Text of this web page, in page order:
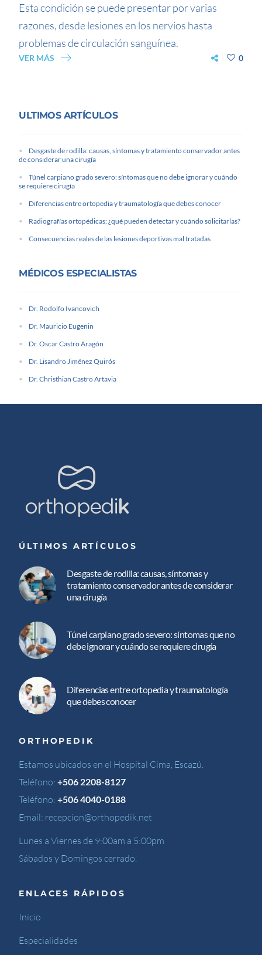
Esta condición se puede presentar por varias
razones, desde lesiones en los nervios hasta
problemas de circulación sanguínea.
VER MÁS 0
ULTIMOS ARTÍCULOS
Desgaste de rodilla: causas, síntomas y tratamiento conservador antes
de considerar una cirugía
Túnel carpiano grado severo: síntomas que no debe ignorar y cuándo
se requiere cirugía
Diferencias entre ortopedia y traumatología que debes conocer
Radiografías ortopédicas: ¿qué pueden detectar y cuándo solicitarlas?
Consecuencias reales de las lesiones deportivas mal tratadas
MÉDICOS ESPECIALISTAS
Dr. Rodolfo Ivancovich
Dr. Mauricio Eugenin
Dr. Oscar Castro Aragón
Dr. Lisandro Jiménez Quirós
Dr. Christhian Castro Artavia
ÚLTIMOS ARTÍCULOS
Desgaste de rodilla: causas, síntomas y
tratamiento conservador antes de considerar
una cirugía
Túnel carpiano grado severo: síntomas que no
debe ignorar y cuándo se requiere cirugía
Diferencias entre ortopedia y traumatología
que debes conocer
ORTHOPEDIK
Estamos ubicados en el Hospital Cima, Escazú.
Teléfono:+506 2208-8127
Teléfono:+506 4040-0188
Email: recepcion@orthopedik.net
Lunes a Viernes de 9:00am a 5:00pm
Sábados y Domingos cerrado.
ENLACES RÁPIDOS
Inicio
Especialidades